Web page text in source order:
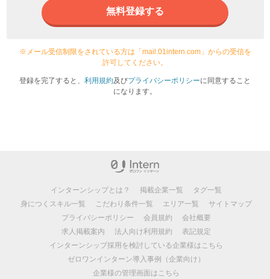
無料登録する
※メール受信制限をされている方は「mail.01intern.com」からの受信を
許可してください。
登録を完了すると、 利用規約及びプライバシーポリシーに同意すること
になります。
インターンシップとは？ 掲載企業一覧
タグ一覧
身につくスキル一覧
こだわり条件一覧 エリア一覧
サイトマップ
プライバシーポリシー
会員規約
会社概要
求人掲載案内
法人向け利用規約
表記規定
インターンシップ採用を検討している企業様はこちら
ゼロワンインターン導入事例（企業向け）
企業様の管理画面はこちら